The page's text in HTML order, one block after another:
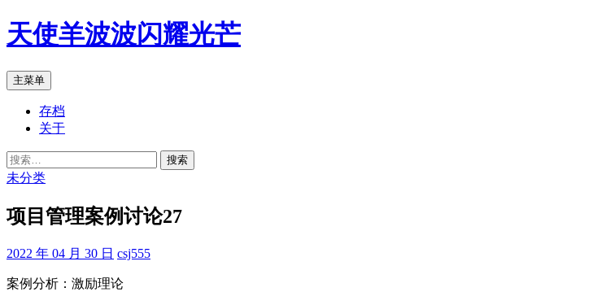
跳
至
文
天使羊波波闪耀光芒
搜
索
主菜单
存档
关于
搜
索：
未分类
项目管理案例讨论27
2022 年 04 月 30 日 csj555
案例分析：激励理论